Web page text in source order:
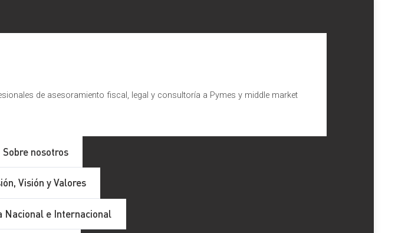
de asesoramiento fiscal, legal y consultoría a Pymes y middle market
Sobre nosotros
Visión y Valores
Nacional e Internacional